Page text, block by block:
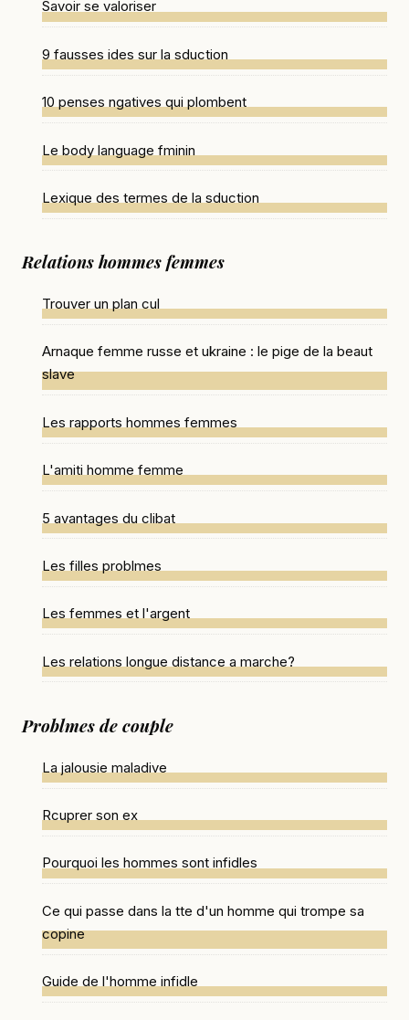
Savoir se valoriser
9 fausses ides sur la sduction
10 penses ngatives qui plombent
Le body language fminin
Lexique des termes de la sduction
Relations hommes femmes
Trouver un plan cul
Arnaque femme russe et ukraine : le pige de la beaut
slave
Les rapports hommes femmes
L'amiti homme femme
5 avantages du clibat
Les filles problmes
Les femmes et l'argent
Les relations longue distance a marche?
Problmes de couple
La jalousie maladive
Rcuprer son ex
Pourquoi les hommes sont infidles
Ce qui passe dans la tte d'un homme qui trompe sa
copine
Guide de l'homme infidle